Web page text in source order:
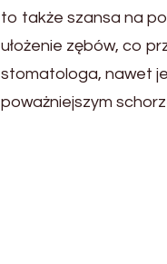
to także szansa na
ułożenie zębów, co
stomatologa, nawet
poważniejszym